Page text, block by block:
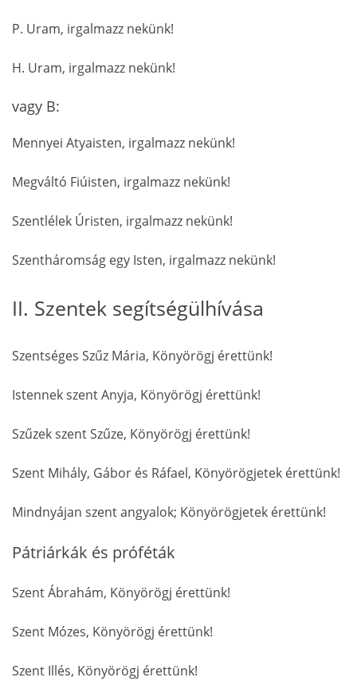
P. Uram, irgalmazz nekünk!
H. Uram, irgalmazz nekünk!
vagy B:
Mennyei Atyaisten, irgalmazz nekünk!
Megváltó Fiúisten, irgalmazz nekünk!
Szentlélek Úristen, irgalmazz nekünk!
Szentháromság egy Isten, irgalmazz nekünk!
II. Szentek segítségülhívása
Szentséges Szűz Mária, Könyörögj érettünk!
Istennek szent Anyja, Könyörögj érettünk!
Szűzek szent Szűze, Könyörögj érettünk!
Szent Mihály, Gábor és Ráfael, Könyörögjetek érettünk!
Mindnyájan szent angyalok; Könyörögjetek érettünk!
Pátriárkák és próféták
Szent Ábrahám, Könyörögj érettünk!
Szent Mózes, Könyörögj érettünk!
Szent Illés, Könyörögj érettünk!